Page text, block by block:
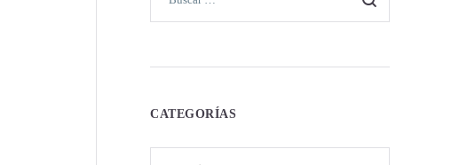
CATEGORÍAS